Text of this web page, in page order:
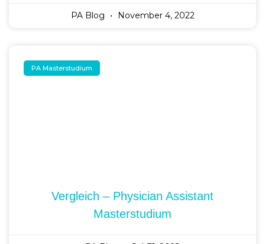
PA Blog November 4, 2022
PA Masterstudium
Vergleich – Physician Assistant
Masterstudium